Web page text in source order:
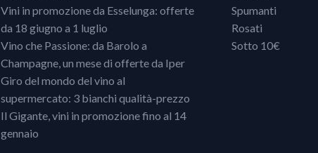
Vini in promozione da Esselunga: offerte
da 18 giugno a 1 luglio
Vino che Passione: da Barolo a
Champagne, un mese di offerte da Iper
Giro del mondo del vino al
supermercato: 3 bianchi qualità-prezzo
Il Gigante, vini in promozione fino al 14
gennaio
Spumanti
Rosati
Sotto 10€